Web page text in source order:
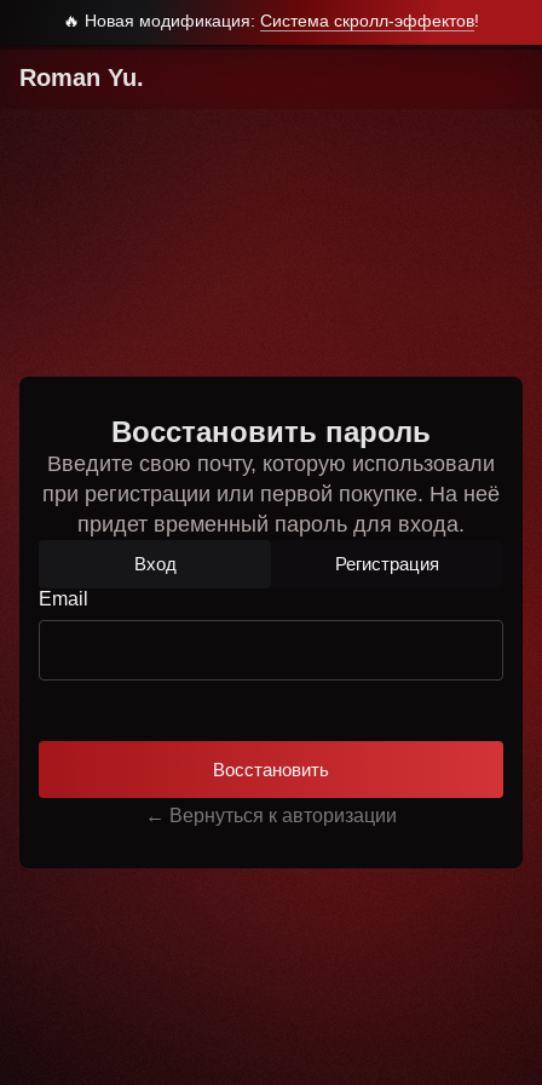
🔥 Новая модификация: Система скролл-эффектов!
Roman Yu.
Восстановить пароль
Введите свою почту, которую использовали
при регистрации или первой покупке. На неё
придет временный пароль для входа.
Вход
Регистрация
Email
Восстановить
← Вернуться к авторизации